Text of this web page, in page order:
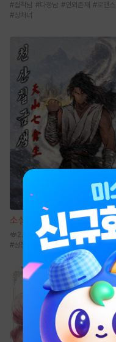
#집착남 #다정남 #인외존재 #로맨스
#상처녀
소설 천산칠금생 [단행본]
2.6만
#성장물 전통무협 # 비장함